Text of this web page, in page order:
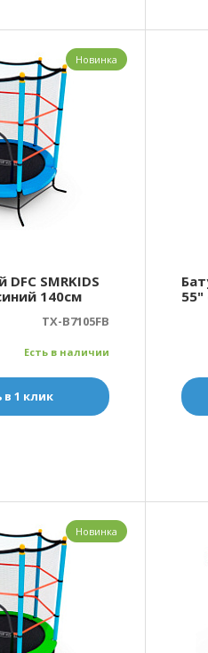
SMRKIDS
140см
TX-B7105FB
Есть в наличии
в 1 клик
Новинка
55"
Новинка